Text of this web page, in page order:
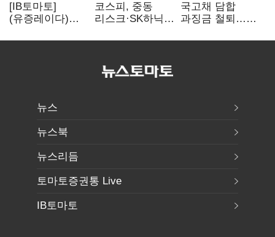
[IB토마토]
(유증레이다)
3분의 1 토막…
코스피, 중동
리스크·SK하닉
뒷걸음
국고채 담합
과징금 철퇴…
폭탄' 우려
뉴스
뉴스북
뉴스리듬
토마토증권통 Live
IB토마토